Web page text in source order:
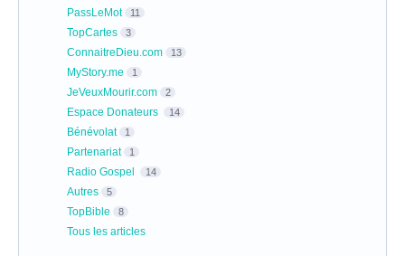
PassLeMot 11
TopCartes 3
ConnaitreDieu.com 13
MyStory.me 1
JeVeuxMourir.com 2
Espace Donateurs 14
Bénévolat 1
Partenariat 1
Radio Gospel 14
Autres 5
TopBible 8
Tous les articles